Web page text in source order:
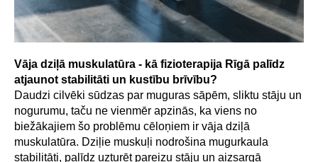
Vāja dziļā muskulatūra - kā fizioterapija Rīgā palīdz
atjaunot stabilitāti un kustību brīvību?
Daudzi cilvēki sūdzas par muguras sāpēm, sliktu stāju un
nogurumu, taču ne vienmēr apzinās, ka viens no
biežākajiem šo problēmu cēloņiem ir vāja dziļā
muskulatūra. Dziļie muskuļi nodrošina mugurkaula
stabilitāti, palīdz uzturēt pareizu stāju un aizsargā